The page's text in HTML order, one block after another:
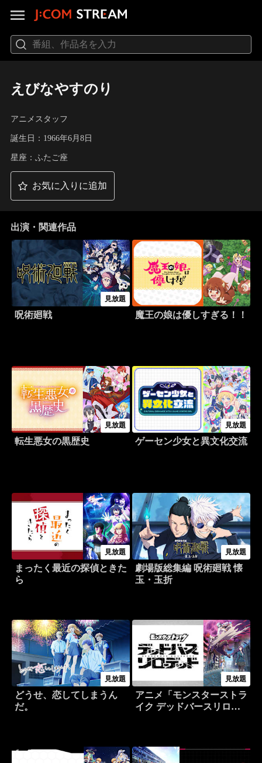
えびなやすのり
アニメスタッフ
誕生日：1966年6月8日
星座：ふたご座
お気に入りに追加
出演・関連作品
見放題
呪術廻戦 魔王の娘は優しすぎる！！
見放題
転生悪女の黒歴史
見放題
ゲーセン少女と異文化交流
見放題
まったく最近の探偵ときた
ら
見放題
劇場版総集編 呪術廻戦 懐
玉・玉折
見放題
どうせ、恋してしまうん
だ。
見放題
アニメ「モンスターストラ
イク デッドバースリロー